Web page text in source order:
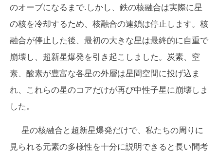
のオーブになるまで.しかし、鉄の核融合は実際に星
の核を冷却するため、核融合の連鎖は停止します。核
融合が停止した後、最初の大きな星は最終的に自重で
崩壊し、超新星爆発を引き起こしました。炭素、窒
素、酸素が豊富な各星の外層は星間空間に投げ込ま
れ、これらの星のコアだけが再び中性子星に崩壊しま
した。
星の核融合と超新星爆発だけで、私たちの周りに
見られる元素の多様性を十分に説明できると長い間考